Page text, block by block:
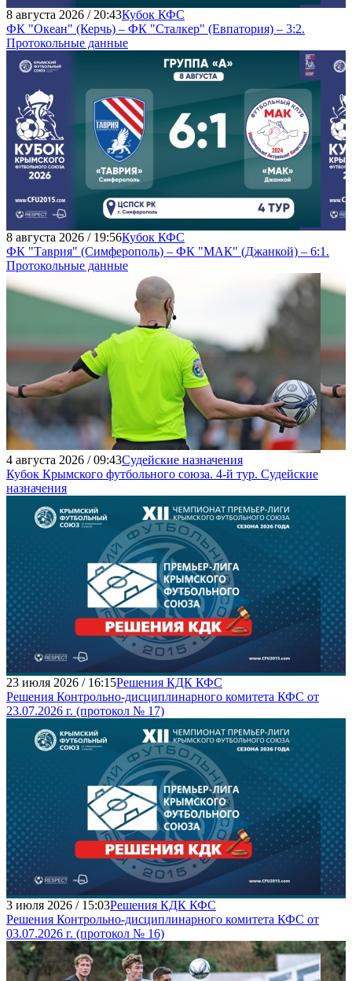
8 августа 2026 / 20:43Кубок КФС
ФК "Океан" (Керчь) – ФК "Сталкер" (Евпатория) – 3:2.
Протокольные данные
8 августа 2026 / 19:56Кубок КФС
ФК "Таврия" (Симферополь) – ФК "МАК" (Джанкой) – 6:1.
Протокольные данные
4 августа 2026 / 09:43Судейские назначения
Кубок Крымского футбольного союза. 4-й тур. Судейские
назначения
23 июля 2026 / 16:15Решения КДК КФС
Решения Контрольно-дисциплинарного комитета КФС от
23.07.2026 г. (протокол № 17)
3 июля 2026 / 15:03Решения КДК КФС
Решения Контрольно-дисциплинарного комитета КФС от
03.07.2026 г. (протокол № 16)